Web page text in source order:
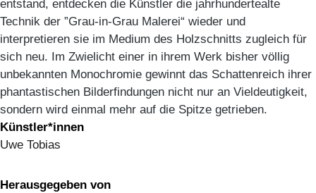
entstand, entdecken die Künstler die jahrhundertealte
Technik der ”Grau-in-Grau Malerei“ wieder und
interpretieren sie im Medium des Holzschnitts zugleich für
sich neu. Im Zwielicht einer in ihrem Werk bisher völlig
unbekannten Monochromie gewinnt das Schattenreich ihrer
phantastischen Bilderfindungen nicht nur an Vieldeutigkeit,
sondern wird einmal mehr auf die Spitze getrieben.
Künstler*innen
Uwe Tobias
Herausgegeben von